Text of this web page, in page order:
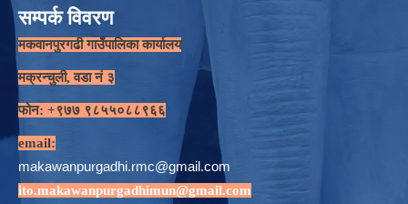
सम्पर्क विवरण
मकवानपुरगढी गाउँपालिका कार्यालय
मक्रन्चुली, वडा नं ३
फोन: +९७७ ९८५५०८८९६६
email:
makawanpurgadhi.rmc@gmail.com
ito.makawanpurgadhimun@gmail.com